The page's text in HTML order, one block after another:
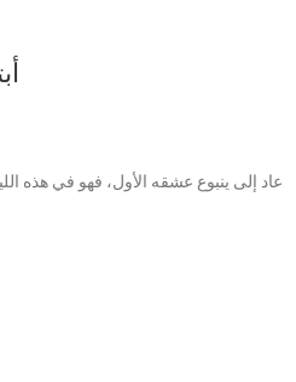
عاد إلى ينبوع عشقه الأول، فهو في هذه